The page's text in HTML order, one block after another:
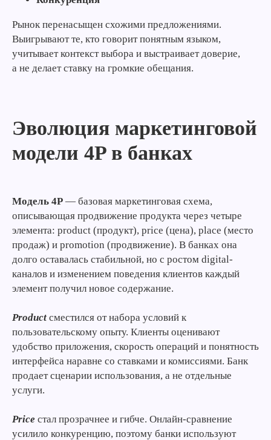
Рынок перенасыщен схожими предложениями.
Выигрывают те, кто говорит понятным языком,
учитывает контекст выбора и выстраивает доверие,
а не делает ставку на громкие обещания.
Эволюция маркетинговой
модели 4P в банках
Модель 4P — базовая маркетинговая схема,
описывающая продвижение продукта через четыре
элемента: product (продукт), price (цена), place (место
продаж) и promotion (продвижение). В банках она
долго оставалась стабильной, но с ростом digital-
каналов и изменением поведения клиентов каждый
элемент получил новое содержание.
Product сместился от набора условий к
пользовательскому опыту. Клиенты оценивают
удобство приложения, скорость операций и понятность
интерфейса наравне со ставками и комиссиями. Банк
продает сценарии использования, а не отдельные
услуги.
Price стал прозрачнее и гибче. Онлайн-сравнение
усилило конкуренцию, поэтому банки используют